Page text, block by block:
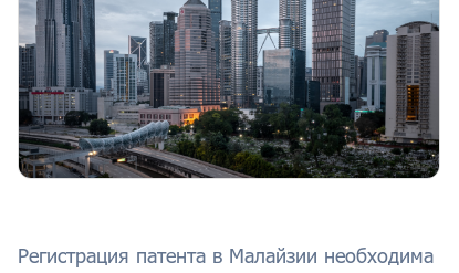
Регистрация патента в Малайзии необходима